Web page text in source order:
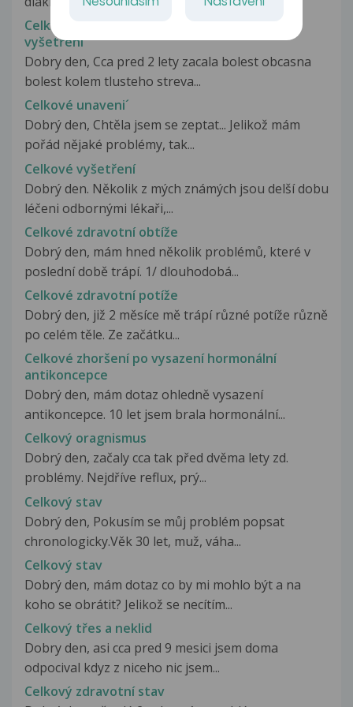
Celkově špatný stav a normální nález na
vyšetření
Dobry den, Cca pred 2 lety zacala bolest obcasna
bolest kolem tlusteho streva...
Celkové unaveni´
Dobrý den, Chtěla jsem se zeptat... Jelikož mám
pořád nějaké problémy, tak...
Celkové vyšetření
Dobrý den. Několik z mých známých jsou delší dobu
léčeni odbornými lékaři,...
Celkové zdravotní obtíže
Dobrý den, mám hned několik problémů, které v
poslední době trápí. 1/ dlouhodobá...
Celkové zdravotní potíže
Dobrý den, již 2 měsíce mě trápí různé potíže různě
po celém těle. Ze začátku...
Celkové zhoršení po vysazení hormonální
antikoncepce
Dobrý den, mám dotaz ohledně vysazení
antikoncepce. 10 let jsem brala hormonální...
Celkový oragnismus
Dobrý den, začaly cca tak před dvěma lety zd.
problémy. Nejdříve reflux, prý...
Celkový stav
Dobrý den, Pokusím se můj problém popsat
chronologicky.Věk 30 let, muž, váha...
Celkový stav
Dobrý den, mám dotaz co by mi mohlo být a na
koho se obrátit? Jelikož se necítím...
Celkový třes a neklid
Dobry den, asi cca pred 9 mesici jsem doma
odpocival kdyz z niceho nic jsem...
Celkový zdravotní stav